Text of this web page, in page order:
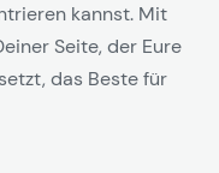
kannst. Mit
Seite, der Eure
das Beste für